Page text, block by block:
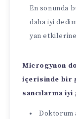
En sonunda
daha iyi
yan
Microgynon
içerisinde bir
sancılarına
Doktorum